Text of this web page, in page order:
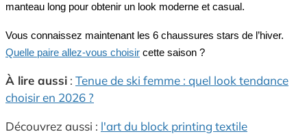
manteau long pour obtenir un look moderne et casual.
Vous connaissez maintenant les 6 chaussures stars de l’hiver.
Quelle paire allez-vous choisir cette saison ?
À lire aussi : Tenue de ski femme : quel look tendance
choisir en 2026 ?
Découvrez aussi : l'art du block printing textile